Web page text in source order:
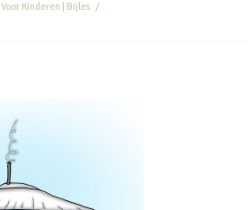
Voor Kinderen | Bijles /